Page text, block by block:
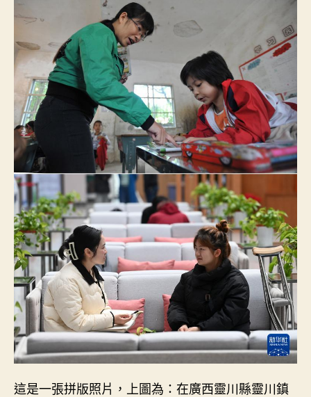
的
小
女
查
包
養
價
錢
孩
圓
年
夜
學
夢
_
中
國
網〉
中
這是一張拼版照片，上圖為：在廣西靈川縣靈川鎮